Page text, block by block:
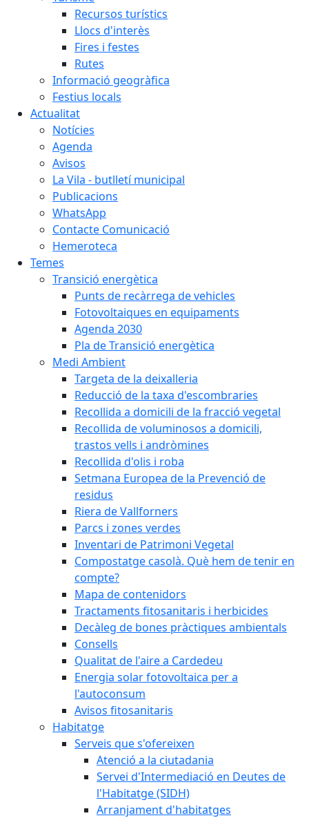
Recursos turístics
Llocs d'interès
Fires i festes
Rutes
Informació geogràfica
Festius locals
Actualitat
Notícies
Agenda
Avisos
La Vila - butlletí municipal
Publicacions
WhatsApp
Contacte Comunicació
Hemeroteca
Temes
Transició energètica
Punts de recàrrega de vehicles
Fotovoltaiques en equipaments
Agenda 2030
Pla de Transició energètica
Medi Ambient
Targeta de la deixalleria
Reducció de la taxa d'escombraries
Recollida a domicili de la fracció vegetal
Recollida de voluminosos a domicili,
trastos vells i andròmines
Recollida d'olis i roba
Setmana Europea de la Prevenció de
residus
Riera de Vallforners
Parcs i zones verdes
Inventari de Patrimoni Vegetal
Compostatge casolà. Què hem de tenir en
compte?
Mapa de contenidors
Tractaments fitosanitaris i herbicides
Decàleg de bones pràctiques ambientals
Consells
Qualitat de l'aire a Cardedeu
Energia solar fotovoltaica per a
l'autoconsum
Avisos fitosanitaris
Habitatge
Serveis que s'ofereixen
Atenció a la ciutadania
Servei d'Intermediació en Deutes de
l'Habitatge (SIDH)
Arranjament d'habitatges